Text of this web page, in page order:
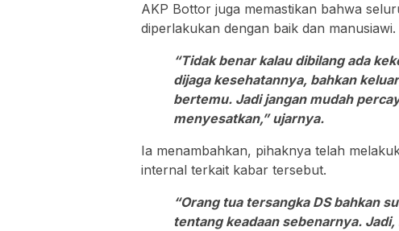
AKP Bottor juga memastikan bahwa
diperlakukan dengan baik dan manusiawi.
“Tidak benar kalau dibilang ada
dijaga kesehatannya, bahkan
bertemu. Jadi jangan mudah
menyesatkan,” ujarnya.
Ia menambahkan, pihaknya telah
internal terkait kabar tersebut.
“Orang tua tersangka DS bahkan
tentang keadaan sebenarnya.